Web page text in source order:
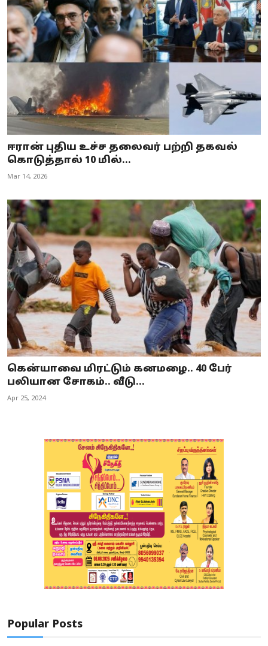
ஈரான் புதிய உச்ச தலைவர் பற்றி தகவல்
கொடுத்தால் 10 மில்...
Mar 14, 2026
கென்யாவை மிரட்டும் கனமழை.. 40 பேர்
பலியான சோகம்.. வீடு...
Apr 25, 2024
Popular Posts